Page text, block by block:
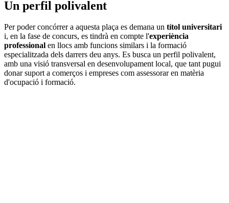
Un perfil polivalent
Per poder concórrer a aquesta plaça es demana un títol universitari
i, en la fase de concurs, es tindrà en compte l'experiència
professional en llocs amb funcions similars i la formació
especialitzada dels darrers deu anys. Es busca un perfil polivalent,
amb una visió transversal en desenvolupament local, que tant pugui
donar suport a comerços i empreses com assessorar en matèria
d'ocupació i formació.